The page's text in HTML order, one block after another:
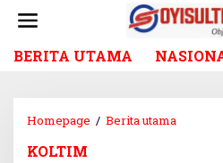
BERITA UTAMA
Homepage / Berita utama
KOLTIM